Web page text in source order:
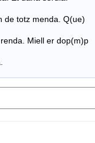
de totz menda. Q(ue)
Miell er dop(m)p